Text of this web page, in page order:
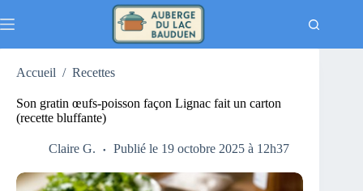
au
Accueil / Recettes
Son gratin œufs-poisson façon Lignac fait un carton
(recette bluffante)
Claire G. Publié le 19 octobre 2025 à 12h37